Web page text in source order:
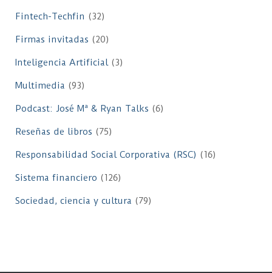
Fintech-Techfin (32)
Firmas invitadas (20)
Inteligencia Artificial(3)
Multimedia (93)
Podcast: José Mª & Ryan Talks (6)
Reseñas de libros (75)
Responsabilidad Social Corporativa (RSC) (16)
Sistema financiero (126)
Sociedad, ciencia y cultura (79)